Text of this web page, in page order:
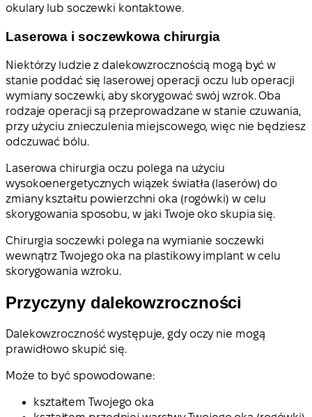
okulary lub soczewki kontaktowe.
Laserowa i soczewkowa chirurgia
Niektórzy ludzie z dalekowzrocznością mogą być w
stanie poddać się laserowej operacji oczu lub operacji
wymiany soczewki, aby skorygować swój wzrok. Oba
rodzaje operacji są przeprowadzane w stanie czuwania,
przy użyciu znieczulenia miejscowego, więc nie będziesz
odczuwać bólu.
Laserowa chirurgia oczu polega na użyciu
wysokoenergetycznych wiązek światła (laserów) do
zmiany kształtu powierzchni oka (rogówki) w celu
skorygowania sposobu, w jaki Twoje oko skupia się.
Chirurgia soczewki polega na wymianie soczewki
wewnątrz Twojego oka na plastikowy implant w celu
skorygowania wzroku.
Przyczyny dalekowzroczności
Dalekowzroczność występuje, gdy oczy nie mogą
prawidłowo skupić się.
Może to być spowodowane:
kształtem Twojego oka